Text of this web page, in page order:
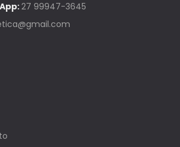
27 99947-3645